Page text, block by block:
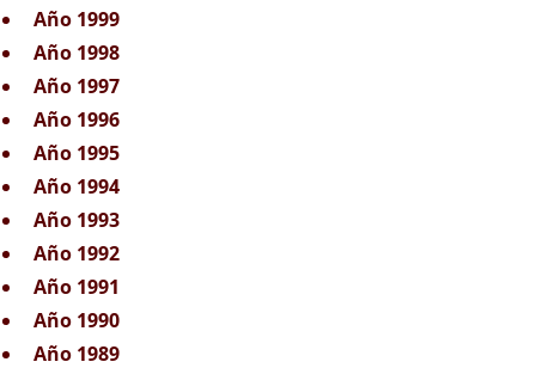
Año 1999
Año 1998
Año 1997
Año 1996
Año 1995
Año 1994
Año 1993
Año 1992
Año 1991
Año 1990
Año 1989